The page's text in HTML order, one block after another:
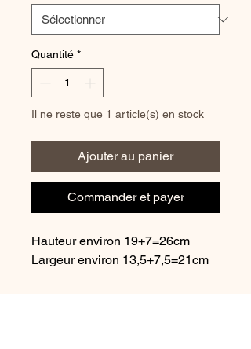
Quantité *
Il ne reste que 1 article(s) en stock
Ajouter au panier
Commander et payer
Hauteur environ 19+7=26cm
Largeur environ 13,5+7,5=21cm